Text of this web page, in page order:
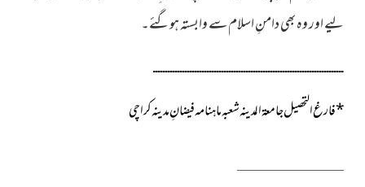
لیے اور وہ بھی دامنِ اسلام سے وابستہ ہوگئے۔
ــــــــــــــــــــــــــــــــــــــــــــــــــــــــــــــــــــــــــــــ
*فارغ التحصیل جامعۃ المدینہ شعبہ ماہنامہ فیضانِ مدینہ کراچی